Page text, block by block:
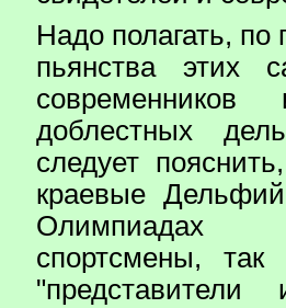
Надо полагать, по
пьянства этих
доблестных
следует
краевые
спортсмены,
"представители